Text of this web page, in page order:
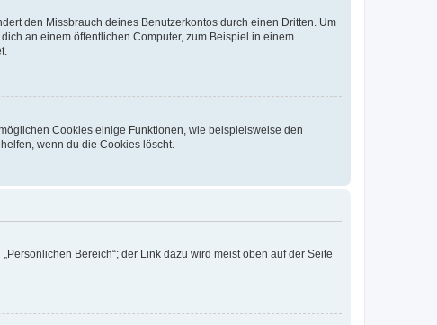
den Missbrauch deines Benutzerkontos durch einen Dritten. Um
an einem öffentlichen Computer, zum Beispiel in einem
Cookies einige Funktionen, wie beispielsweise den
wenn du die Cookies löscht.
Bereich“; der Link dazu wird meist oben auf der Seite